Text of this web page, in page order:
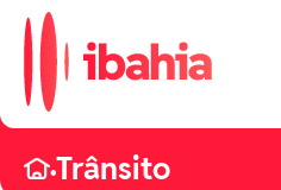
•Trânsito